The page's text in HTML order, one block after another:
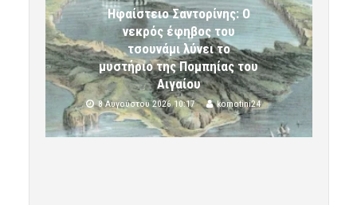
Ηφαίστειο Σαντορίνης: Ο
νεκρός έφηβος του
τσουνάμι λύνει το
μυστήριο της Πομπηίας του
Αιγαίου
8 Αυγούστου 2026 10:17 komotini24